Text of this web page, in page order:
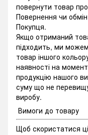
повернути товар
Повернення чи
Покупця.
Якщо отриманий
підходить, ми
товар іншого
наявності на
продукцію нашого
суму що не
виробу.
Вимоги до товару
Щоб скористатися